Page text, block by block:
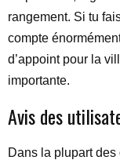
rangement. Si tu
compte
d’appoint pour la
importante.
Avis des
Dans la plupart